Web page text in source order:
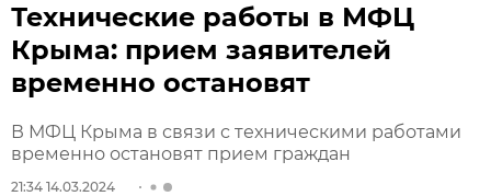
Технические работы в МФЦ
Крыма: прием заявителей
временно остановят
В МФЦ Крыма в связи с техническими работами
временно остановят прием граждан
21:34 14.03.2024